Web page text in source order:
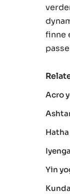
finne
Acro
Yin